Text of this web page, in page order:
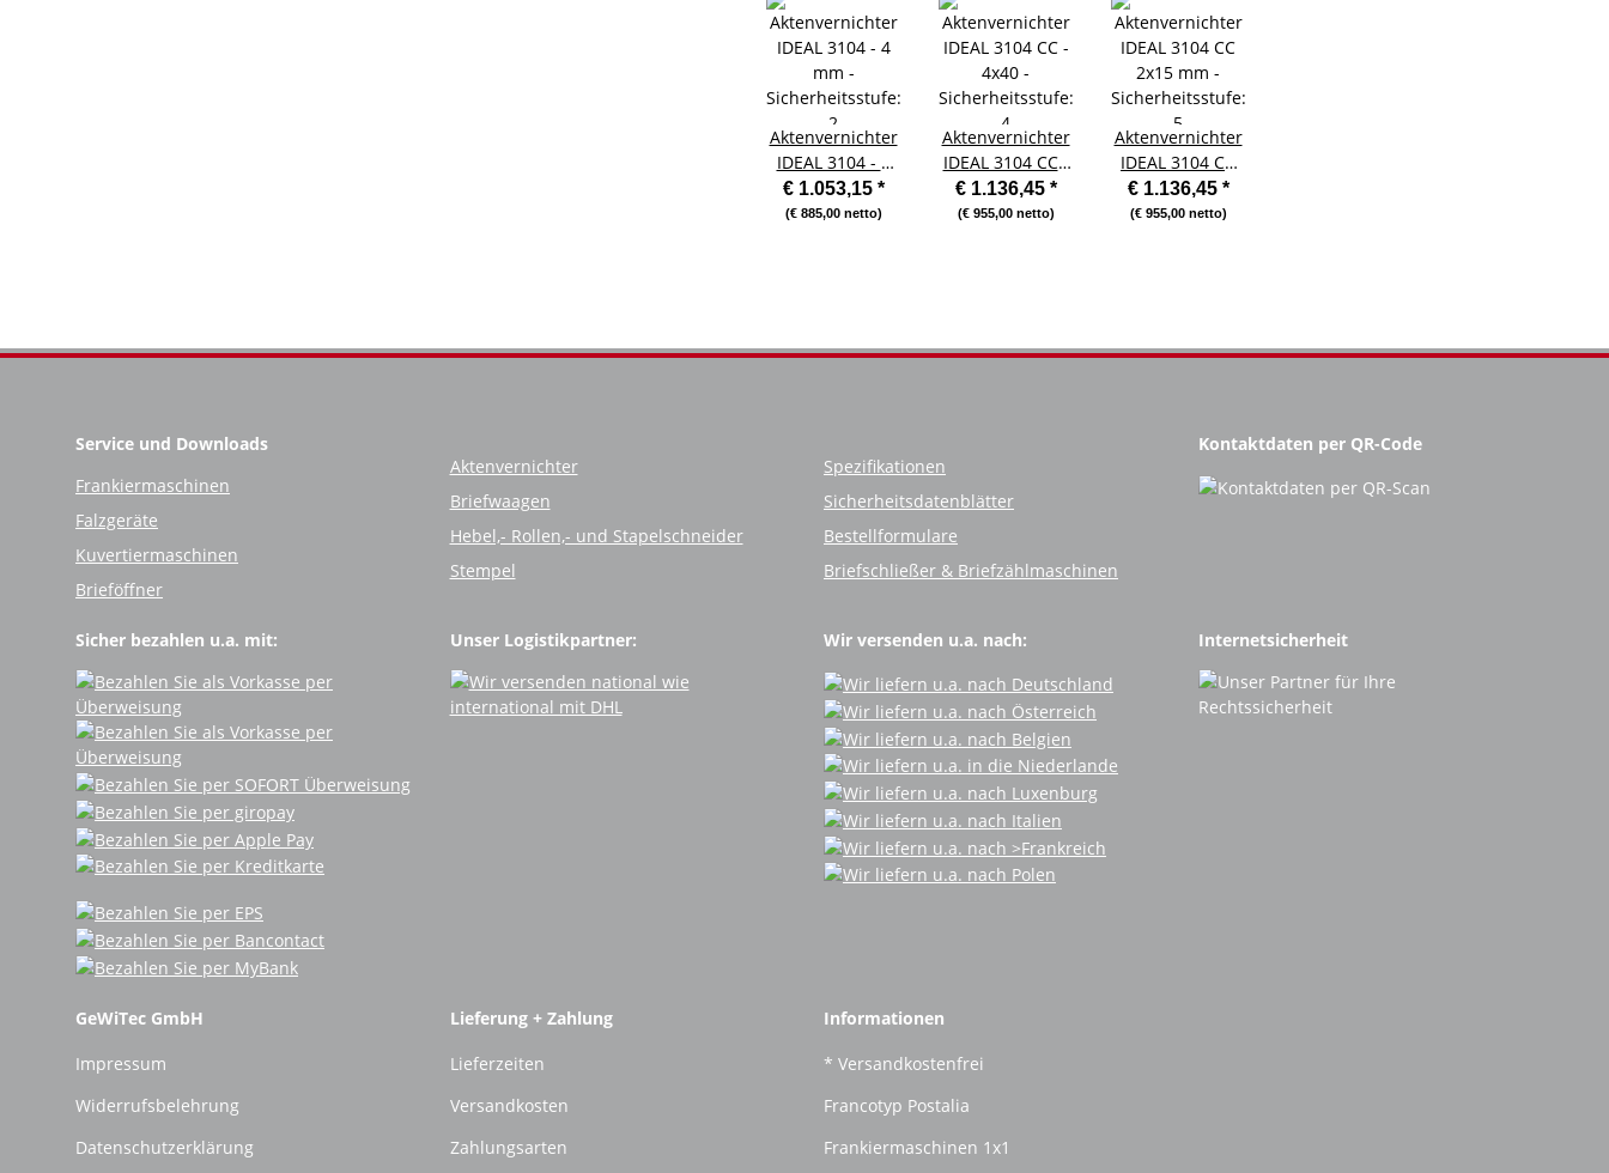
Aktenvernichter
IDEAL 3104 - 4
mm -
Sicherheitsstufe:
€ 1.053,15 *
(€ 885,00 netto)
Aktenvernichter
IDEAL 3104 CC -
4x40 -
Sicherheitsstufe:
€ 1.136,45 *
(€ 955,00 netto)
Aktenvernichter
IDEAL 3104 CC
2x15 mm -
Sicherheitsstufe:
€ 1.136,45 *
(€ 955,00 netto)
Service und Downloads
Frankiermaschinen
Falzgeräte
Kuvertiermaschinen
Brieföffner
Aktenvernichter
Briefwaagen
Hebel,- Rollen,- und Stapelschneider
Stempel
Spezifikationen
Sicherheitsdatenblätter
Bestellformulare
Briefschließer & Briefzählmaschinen
Kontaktdaten per QR-Code
Sicher bezahlen u.a. mit: Unser Logistikpartner: Wir versenden u.a. nach: Internetsicherheit
GeWiTec GmbH
Impressum
Widerrufsbelehrung
Datenschutzerklärung
Lieferung + Zahlung
Lieferzeiten
Versandkosten
Zahlungsarten
Informationen
* Versandkostenfrei
Francotyp Postalia
Frankiermaschinen 1x1